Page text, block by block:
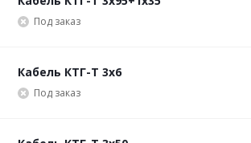
Под заказ
Кабель КТГ-Т 3х6
Под заказ